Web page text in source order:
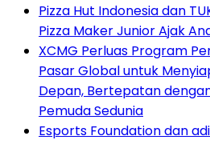
Pizza Hut Indonesia dan
Pizza Maker Junior Ajak
XCMG Perluas Program
Pasar Global untuk
Depan, Bertepatan
Pemuda Sedunia
Esports Foundation dan